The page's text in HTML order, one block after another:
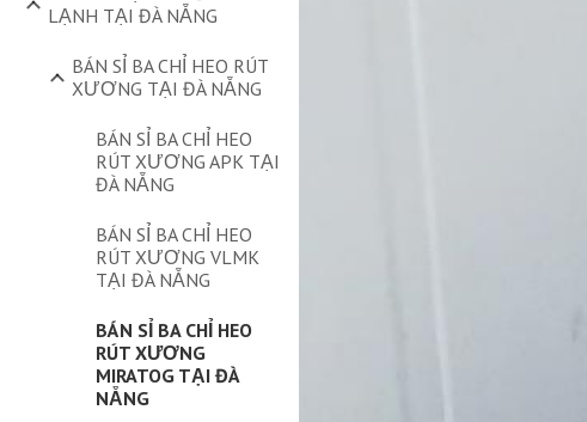
LẠNH TẠI ĐÀ NẴNG
BÁN SỈ BA CHỈ HEO RÚT
XƯƠNG TẠI ĐÀ NẴNG
BÁN SỈ BA CHỈ HEO
RÚT XƯƠNG APK TẠI
ĐÀ NẴNG
BÁN SỈ BA CHỈ HEO
RÚT XƯƠNG VLMK
TẠI ĐÀ NẴNG
BÁN SỈ BA CHỈ HEO
RÚT XƯƠNG
MIRATOG TẠI ĐÀ
NẴNG